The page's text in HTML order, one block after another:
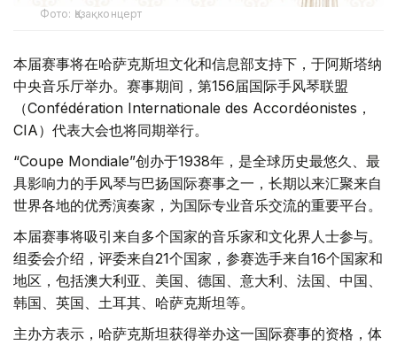
Фото: Қазақконцерт
本届赛事将在哈萨克斯坦文化和信息部支持下，于阿斯塔纳
中央音乐厅举办。赛事期间，第156届国际手风琴联盟
（Confédération Internationale des Accordéonistes，
CIA）代表大会也将同期举行。
“Coupe Mondiale”创办于1938年，是全球历史最悠久、最
具影响力的手风琴与巴扬国际赛事之一，长期以来汇聚来自
世界各地的优秀演奏家，为国际专业音乐交流的重要平台。
本届赛事将吸引来自多个国家的音乐家和文化界人士参与。
组委会介绍，评委来自21个国家，参赛选手来自16个国家和
地区，包括澳大利亚、美国、德国、意大利、法国、中国、
韩国、英国、土耳其、哈萨克斯坦等。
主办方表示，哈萨克斯坦获得举办这一国际赛事的资格，体